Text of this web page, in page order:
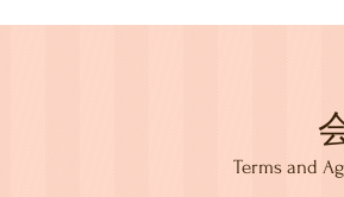
Terms and